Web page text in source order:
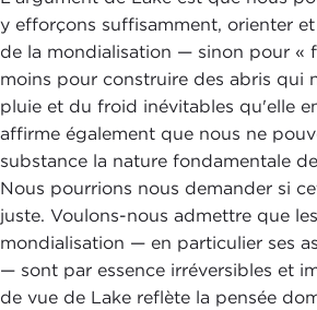
y efforçons suffisamment, orienter
de la mondialisation — sinon pour «
moins pour construire des abris qui
pluie et du froid inévitables qu'elle
affirme également que nous ne
substance la nature fondamentale
Nous pourrions nous demander si
juste. Voulons-nous admettre que
mondialisation — en particulier ses
— sont par essence irréversibles et
de vue de Lake reflète la pensée